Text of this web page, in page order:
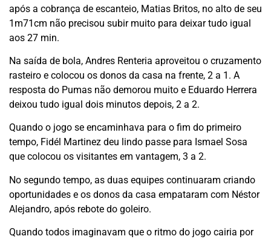
após a cobrança de escanteio, Matias Britos, no alto de seu
1m71cm não precisou subir muito para deixar tudo igual
aos 27 min.
Na saída de bola, Andres Renteria aproveitou o cruzamento
rasteiro e colocou os donos da casa na frente, 2 a 1. A
resposta do Pumas não demorou muito e Eduardo Herrera
deixou tudo igual dois minutos depois, 2 a 2.
Quando o jogo se encaminhava para o fim do primeiro
tempo, Fidél Martinez deu lindo passe para Ismael Sosa
que colocou os visitantes em vantagem, 3 a 2.
No segundo tempo, as duas equipes continuaram criando
oportunidades e os donos da casa empataram com Néstor
Alejandro, após rebote do goleiro.
Quando todos imaginavam que o ritmo do jogo cairia por